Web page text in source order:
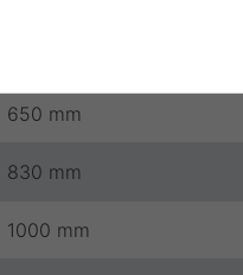
650 mm
830 mm
1000 mm